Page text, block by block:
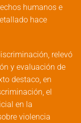
humanos e
hace
relevó
y evaluación de
destaco, en
el
en la
violencia